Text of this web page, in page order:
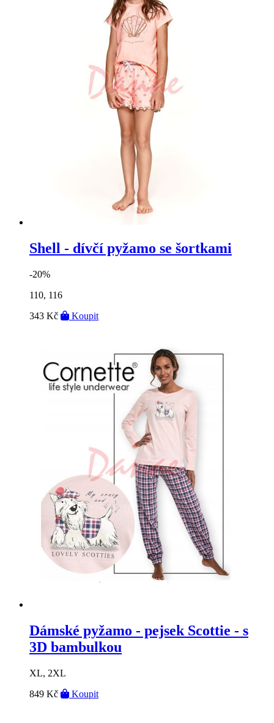
Shell - dívčí pyžamo se šortkami
-20%
110, 116
343 Kč
Koupit
Dámské pyžamo - pejsek Scottie - s
3D bambulkou
XL, 2XL
849 Kč
Koupit